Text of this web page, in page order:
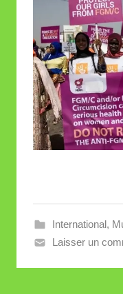
International,
Laisser un